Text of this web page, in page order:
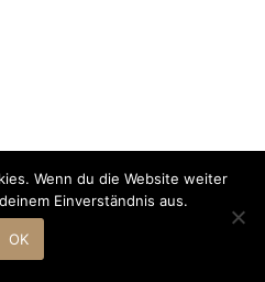
Wenn du die Website weiter
Einverständnis aus.
OK